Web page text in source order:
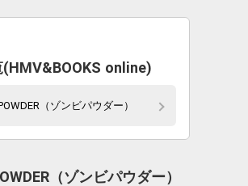
online)
（ゾンビパウダー）
（ゾンビパウダー）